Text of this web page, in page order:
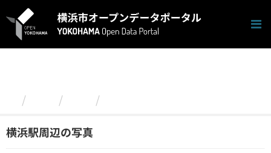
キ
横浜駅周辺の写真